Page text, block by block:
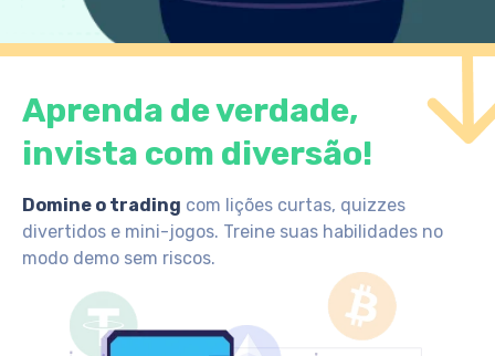
Aprenda de verdade,
invista com diversão!
Domine o trading com lições curtas, quizzes
divertidos e mini-jogos. Treine suas habilidades no
modo demo sem riscos.